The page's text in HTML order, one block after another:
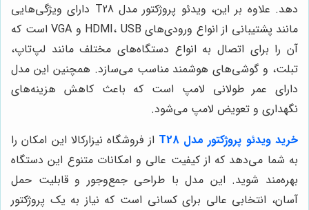
دهد. علاوه بر این، ویدئو پروژکتور مدل T28 دارای ویژگی‌هایی
مانند پشتیبانی از انواع ورودی‌های HDMI، USB و VGA است که
آن را برای اتصال به انواع دستگاه‌های مختلف مانند لپ‌تاپ،
تبلت، و گوشی‌های هوشمند مناسب می‌سازد. همچنین این مدل
دارای عمر طولانی لامپ است که باعث کاهش هزینه‌های
نگهداری و تعویض لامپ می‌شود.
خرید ویدئو پروژکتور مدل T28
از فروشگاه نیزارکالا این امکان را
به شما می‌دهد که از کیفیت عالی و امکانات متنوع این دستگاه
بهره‌مند شوید. این مدل با طراحی جمع‌وجور و قابلیت حمل
آسان، انتخابی عالی برای کسانی است که نیاز به یک پروژکتور